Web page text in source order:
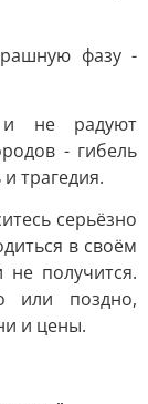
фазу -
и не радуют
- гибель
трагедия.
серьёзно
в своём
получится.
или поздно,
и цены.